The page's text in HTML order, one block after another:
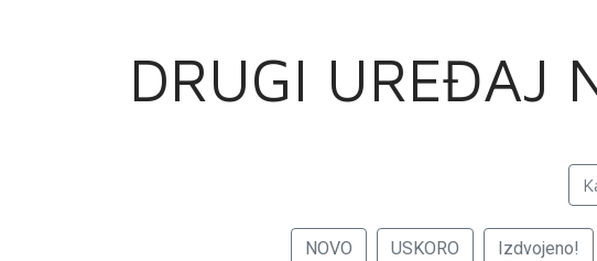
DRUGI UREĐAJ
NOVO USKORO Izdvojeno!